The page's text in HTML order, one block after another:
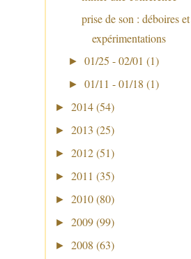
prise de son : déboires et
expérimentations
► 01/25 - 02/01 (1)
► 01/11 - 01/18 (1)
► 2014 (54)
► 2013 (25)
► 2012 (51)
► 2011 (35)
► 2010 (80)
► 2009 (99)
► 2008 (63)